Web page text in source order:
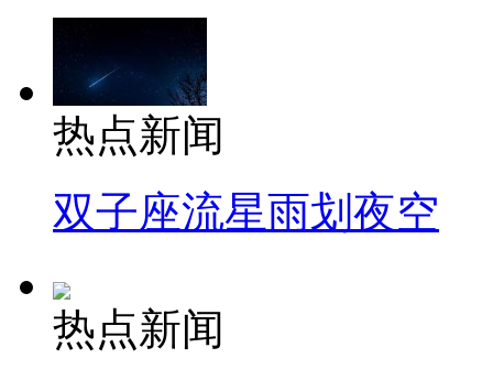
热点新闻
双子座流星雨划夜空
热点新闻